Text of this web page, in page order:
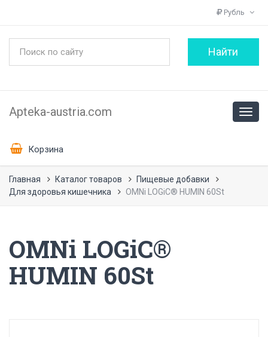
Рубль
Apteka-austria.com
Корзина
Главная Каталог товаров
Пищевые добавки
Для здоровья кишечника
OMNi LOGiC® HUMIN 60St
OMNi LOGiC®
HUMIN 60St